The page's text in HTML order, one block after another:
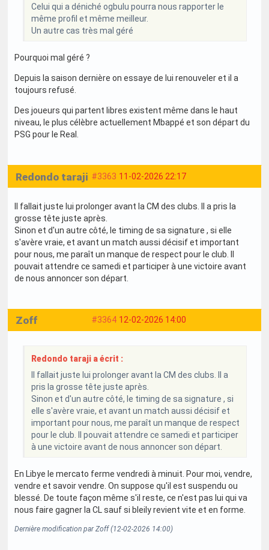
Celui qui a déniché ogbulu pourra nous rapporter le
même profil et même meilleur.
Un autre cas très mal géré
Pourquoi mal géré ?
Depuis la saison dernière on essaye de lui renouveler et il a
toujours refusé.
Des joueurs qui partent libres existent même dans le haut
niveau, le plus célèbre actuellement Mbappé et son départ du
PSG pour le Real.
#3363 11-02-2026 22:17
Redondo taraji
Il fallait juste lui prolonger avant la CM des clubs. Il a pris la
grosse tête juste après.
Sinon et d'un autre côté, le timing de sa signature , si elle
s'avère vraie, et avant un match aussi décisif et important
pour nous, me paraît un manque de respect pour le club. Il
pouvait attendre ce samedi et participer à une victoire avant
de nous annoncer son départ.
#3364 12-02-2026 14:00
Zoff
Redondo taraji a écrit :
Il fallait juste lui prolonger avant la CM des clubs. Il a
pris la grosse tête juste après.
Sinon et d'un autre côté, le timing de sa signature , si
elle s'avère vraie, et avant un match aussi décisif et
important pour nous, me paraît un manque de respect
pour le club. Il pouvait attendre ce samedi et participer
à une victoire avant de nous annoncer son départ.
En Libye le mercato ferme vendredi à minuit. Pour moi, vendre,
vendre et savoir vendre. On suppose qu'il est suspendu ou
blessé. De toute façon même s'il reste, ce n'est pas lui qui va
nous faire gagner la CL sauf si bleily revient vite et en forme.
Dernière modification par Zoff (12-02-2026 14:00)